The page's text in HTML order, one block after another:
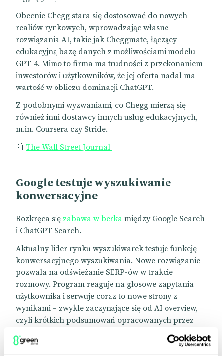
Obecnie Chegg stara się dostosować do nowych
realiów rynkowych, wprowadzając własne
rozwiązania AI, takie jak Cheggmate, łączący
edukacyjną bazę danych z możliwościami modelu
GPT-4. Mimo to firma ma trudności z przekonaniem
inwestorów i użytkowników, że jej oferta nadal ma
wartość w obliczu dominacji ChatGPT.
Z podobnymi wyzwaniami, co Chegg mierzą się
również inni dostawcy innych usług edukacyjnych,
m.in. Coursera czy Stride.
📰 The Wall Street Journal
Google testuje wyszukiwanie
konwersacyjne
Rozkręca się zabawa w berka między Google Search
i ChatGPT Search.
Aktualny lider rynku wyszukiwarek testuje funkcję
konwersacyjnego wyszukiwania. Nowe rozwiązanie
pozwala na odświeżanie SERP-ów w trakcie
rozmowy. Program reaguje na głosowe zapytania
użytkownika i serwuje coraz to nowe strony z
wynikami – zwykle zaczynające się od AI overview,
czyli krótkich podsumowań opracowanych przez
Obecnie interakcja z Google w trybie voice-to-text